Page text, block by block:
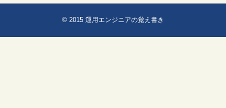
© 2015 運用エンジニアの覚え書き